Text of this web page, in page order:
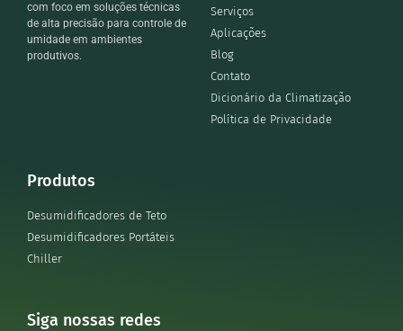
com foco em soluções técnicas
de alta precisão para controle de
umidade em ambientes
produtivos.
Serviços
Aplicações
Blog
Contato
Dicionário da Climatização
Política de Privacidade
Produtos
Desumidificadores de Teto
Desumidificadores Portáteis
Chiller
Siga nossas redes